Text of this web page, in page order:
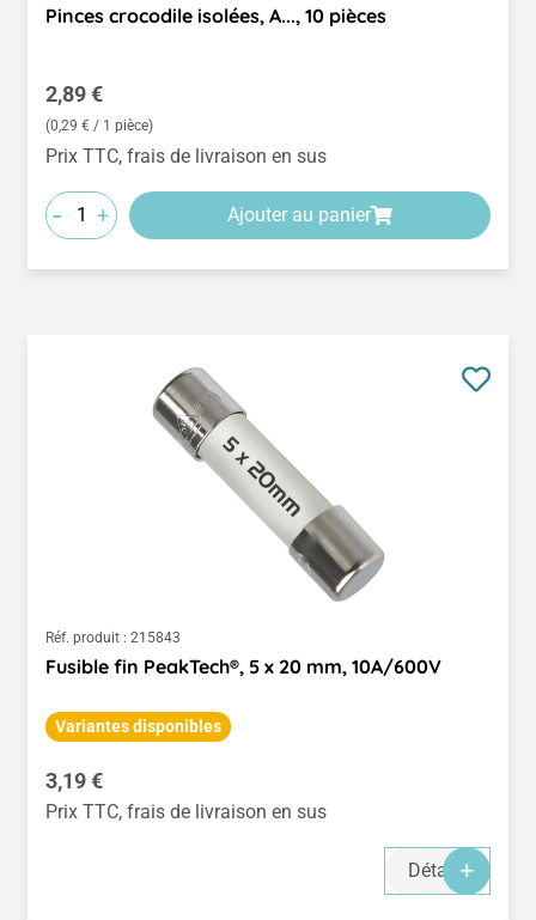
Pinces crocodile isolées, A..., 10 pièces
Prix régulier :
2,89 €
(0,29 € / 1 pièce)
Prix TTC, frais de livraison en sus
- + Ajouter au panier
Réf. produit : 215843
Fusible fin PeakTech®, 5 x 20 mm, 10A/600V
Variantes disponibles
Prix régulier :
3,19 €
Prix TTC, frais de livraison en sus
Détails